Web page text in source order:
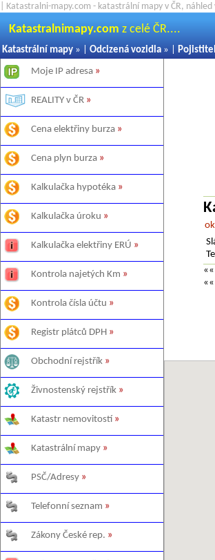
| Katastralni-mapy.com - katastrální mapy v ČR,
Katastralnimapy.com z celé ČR....
Katastrální mapy » | Odcizená vozidla » |
Moje IP adresa »
REALITY v ČR »
Cena elektřiny burza »
Cena plyn burza »
Kalkulačka hypotéka »
Kalkulačka úroku »
Kalkulačka elektřiny ERÚ »
Kontrola najetých Km »
Kontrola čísla účtu »
Registr plátců DPH »
Obchodní rejstřík »
Živnostenský rejstřík »
Katastr nemovitostí »
Katastrální mapy »
PSČ/Adresy »
Telefonní seznam »
Zákony České rep. »
««
««